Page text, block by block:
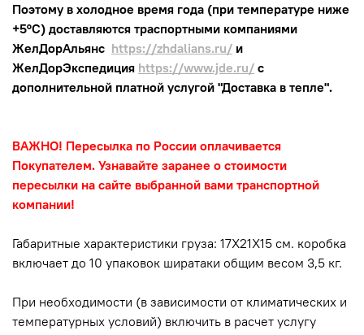
Поэтому в холодное время года (при температуре ниже
+5°С) доставляются траспортными компаниями
ЖелДорАльянс https://zhdalians.ru/ и
ЖелДорЭкспедиция https://www.jde.ru/ с
дополнительной платной услугой "Доставка в тепле".
ВАЖНО! Пересылка по России оплачивается
Покупателем. Узнавайте заранее о стоимости
пересылки на сайте выбранной вами транспортной
компании!
Габаритные характеристики груза: 17Х21Х15 см. коробка
включает до 10 упаковок ширатаки общим весом 3,5 кг.
При необходимости (в зависимости от климатических и
температурных условий) включить в расчет услугу